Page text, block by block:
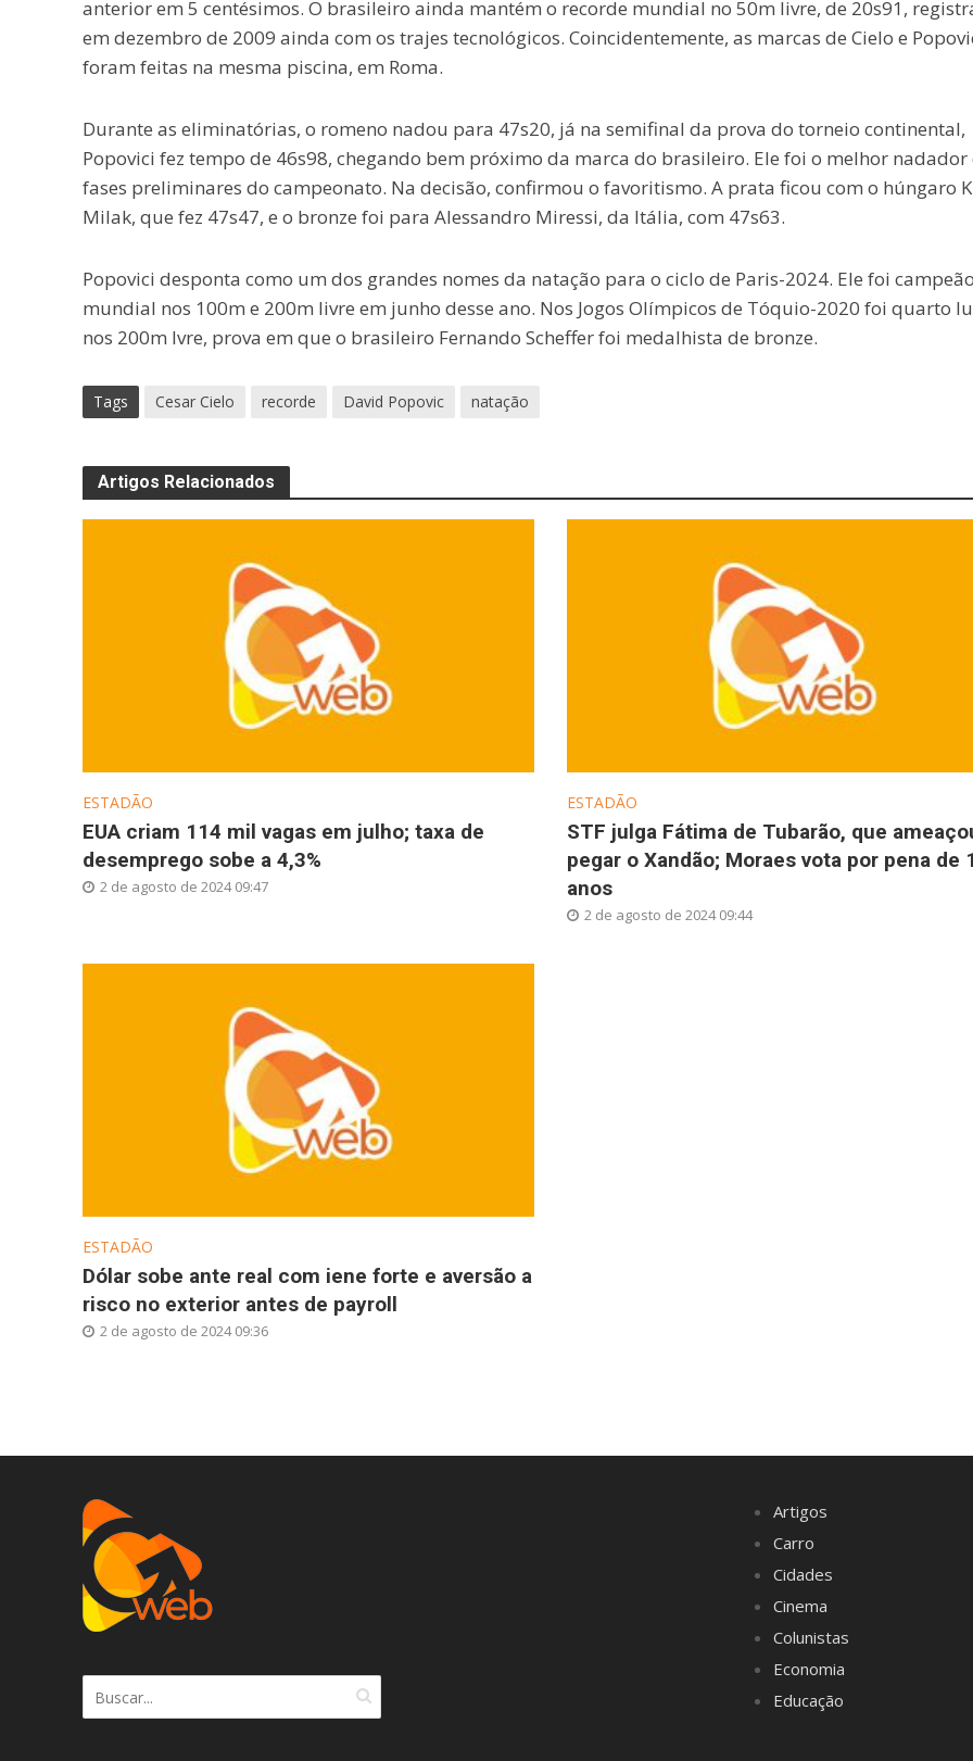
anterior em 5 centésimos. O brasileiro ainda mantém o recorde mundial no 50m livre, de 20s91,
em dezembro de 2009 ainda com os trajes tecnológicos. Coincidentemente, as marcas de Cielo e
foram feitas na mesma piscina, em Roma.
Durante as eliminatórias, o romeno nadou para 47s20, já na semifinal da prova do torneio continental,
Popovici fez tempo de 46s98, chegando bem próximo da marca do brasileiro. Ele foi o melhor nadador
fases preliminares do campeonato. Na decisão, confirmou o favoritismo. A prata ficou com o húngaro
Milak, que fez 47s47, e o bronze foi para Alessandro Miressi, da Itália, com 47s63.
Popovici desponta como um dos grandes nomes da natação para o ciclo de Paris-2024. Ele foi
mundial nos 100m e 200m livre em junho desse ano. Nos Jogos Olímpicos de Tóquio-2020 foi quarto
nos 200m lvre, prova em que o brasileiro Fernando Scheffer foi medalhista de bronze.
Tags Cesar Cielo recorde David Popovic natação
Artigos Relacionados
ESTADÃO
EUA criam 114 mil vagas em julho; taxa de
desemprego sobe a 4,3%
2 de agosto de 2024 09:47
ESTADÃO
STF julga Fátima de Tubarão, que
pegar o Xandão; Moraes vota por pena de
anos
2 de agosto de 2024 09:44
ESTADÃO
Dólar sobe ante real com iene forte e aversão a
risco no exterior antes de payroll
2 de agosto de 2024 09:36
Artigos
Carro
Cidades
Cinema
Colunistas
Economia
Educação